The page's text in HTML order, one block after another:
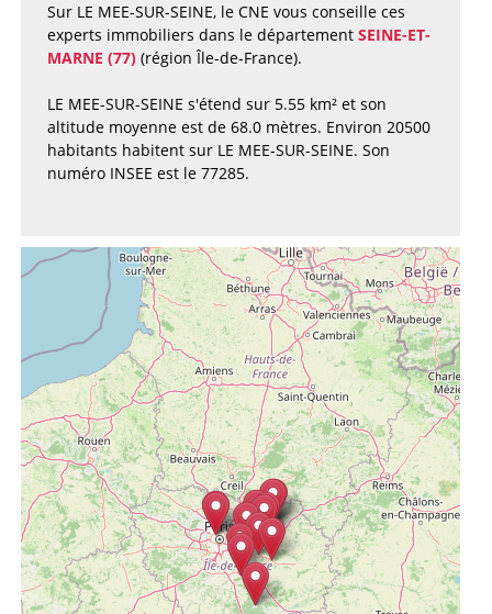
Sur LE MEE-SUR-SEINE, le CNE vous conseille ces
experts immobiliers dans le département SEINE-ET-
MARNE (77)(région Île-de-France).
LE MEE-SUR-SEINE s'étend sur 5.55 km² et son
altitude moyenne est de 68.0 mètres. Environ 20500
habitants habitent sur LE MEE-SUR-SEINE. Son
numéro INSEE est le 77285.